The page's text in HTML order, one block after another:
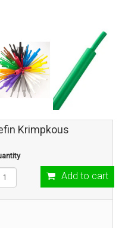
Krimpkous
Add to cart